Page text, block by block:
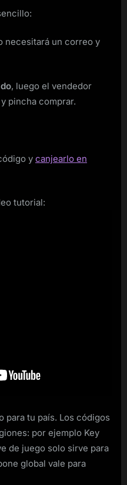
necesitará un correo y
, luego el vendedor
pincha comprar.
y canjearlo en
tutorial:
para tu país. Los códigos
por ejemplo Key
de juego solo sirve para
global vale para